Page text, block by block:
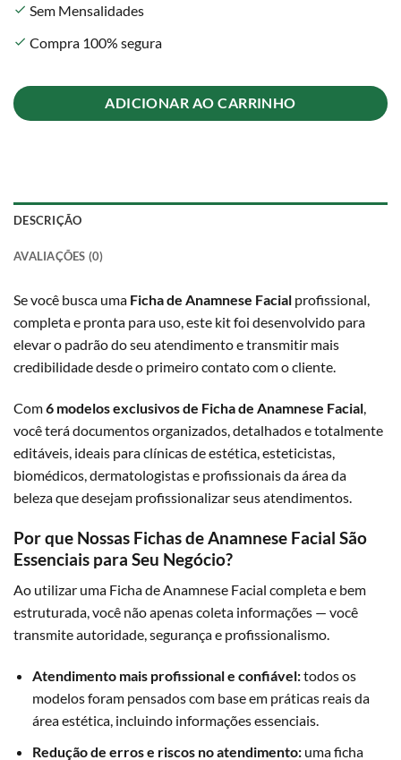
check Sem Mensalidades
check Compra 100% segura
ADICIONAR AO CARRINHO
DESCRIÇÃO
AVALIAÇÕES (0)
Se você busca uma Ficha de Anamnese Facial profissional,
completa e pronta para uso, este kit foi desenvolvido para
elevar o padrão do seu atendimento e transmitir mais
credibilidade desde o primeiro contato com o cliente.
Com6 modelos exclusivos de Ficha de Anamnese Facial,
você terá documentos organizados, detalhados e totalmente
editáveis, ideais para clínicas de estética, esteticistas,
biomédicos, dermatologistas e profissionais da área da
beleza que desejam profissionalizar seus atendimentos.
Por que Nossas Fichas de Anamnese Facial São
Essenciais para Seu Negócio?
Ao utilizar uma Ficha de Anamnese Facial completa e bem
estruturada, você não apenas coleta informações — você
transmite autoridade, segurança e profissionalismo.
Atendimento mais profissional e confiável:todos os
modelos foram pensados com base em práticas reais da
área estética, incluindo informações essenciais.
Redução de erros e riscos no atendimento:uma ficha